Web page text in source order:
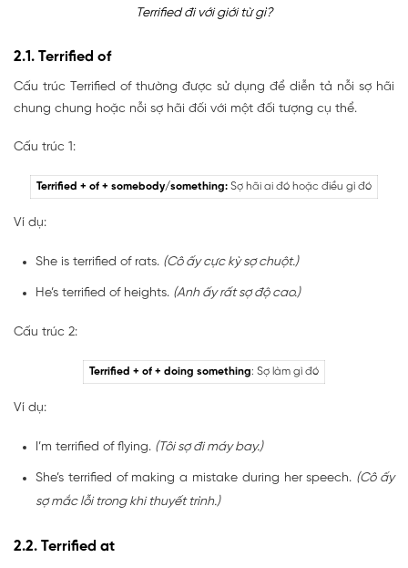
Terrified đi với giới từ gì?
2.1. Terrified of
Cấu trúc Terrified of thường được sử dụng để diễn tả nỗi sợ hãi
chung chung hoặc nỗi sợ hãi đối với một đối tượng cụ thể.
Cấu trúc 1:
Terrified + of + somebody/something: Sợ hãi ai đó hoặc điều gì đó
Ví dụ:
She is terrified of rats. (Cô ấy cực kỳ sợ chuột.)
He’s terrified of heights. (Anh ấy rất sợ độ cao.)
Cấu trúc 2:
Terrified + of + doing something: Sợ làm gì đó
Ví dụ:
I’m terrified of flying. (Tôi sợ đi máy bay.)
She’s terrified of making a mistake during her speech. (Cô ấy
sợ mắc lỗi trong khi thuyết trình.)
2.2. Terrified at